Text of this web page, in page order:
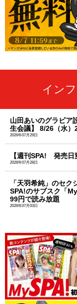
イン
山田あいのグラビア
生会議】 8/26（水
2026年07月29日
【週刊SPA! 発売日
2026年07月28日
「天羽希純」のセ
SPA!のサブスク「
99円で読み放題
2026年07月03日